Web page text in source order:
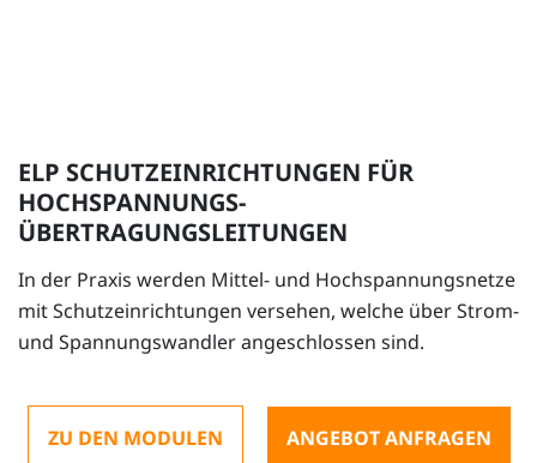
ELP SCHUTZEINRICHTUNGEN FÜR
HOCHSPANNUNGS-
ÜBERTRAGUNGSLEITUNGEN
In der Praxis werden Mittel- und Hochspannungsnetze
mit Schutzeinrichtungen versehen, welche über Strom-
und Spannungswandler angeschlossen sind.
ZU DEN MODULEN ANGEBOT ANFRAGEN